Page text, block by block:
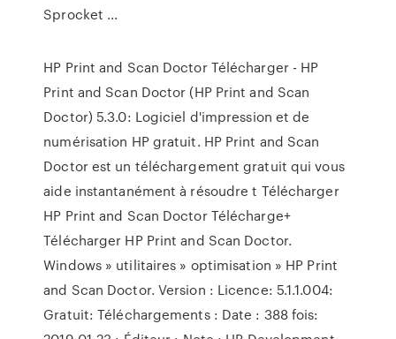
Sprocket ...
HP Print and Scan Doctor Télécharger - HP
Print and Scan Doctor (HP Print and Scan
Doctor) 5.3.0: Logiciel d'impression et de
numérisation HP gratuit. HP Print and Scan
Doctor est un téléchargement gratuit qui vous
aide instantanément à résoudre t Télécharger
HP Print and Scan Doctor Télécharge+
Télécharger HP Print and Scan Doctor.
Windows » utilitaires » optimisation » HP Print
and Scan Doctor. Version : Licence: 5.1.1.004:
Gratuit: Téléchargements : Date : 388 fois: